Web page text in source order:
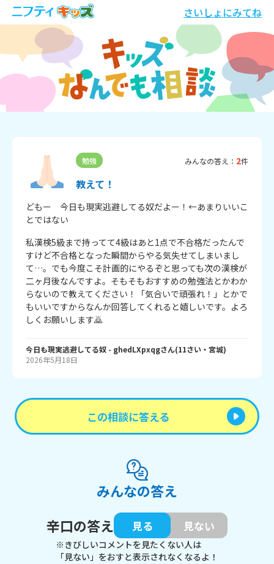
さいしょにみてね
勉強 みんなの答え： 2件
教えて！
どもー　今日も現実逃避してる奴だよー！←あまりいいこ
とではない
私漢検5級まで持ってて4級はあと1点で不合格だったんで
すけど不合格となった瞬間からやる気失せてしまいまし
て…。でも今度こそ計画的にやるぞと思っても次の漢検が
二ヶ月後なんですよ。そもそもおすすめの勉強法とかわか
らないので教えてください！「気合いで頑張れ！」とかで
もいいですからなんか回答してくれると嬉しいです。よろ
しくお願いします🙇
今日も現実逃避してる奴 - ghedLXpxqgさん(11さい・ 宮城)
2026年5月18日
この相談に答える
みんなの答え
辛口の答え
見る 見ない
※きびしいコメントを見たくない人は
「見ない」をおすと表示されなくなるよ！